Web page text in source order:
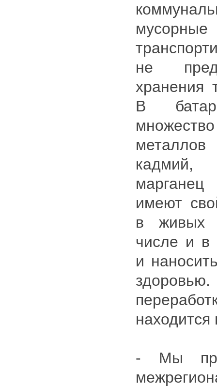
мусорные
не
хранения
В
имеют
в живых
числе и в
и
находится
- Мы